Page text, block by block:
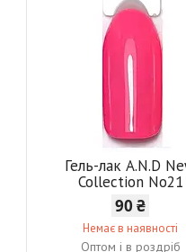
Гель-лак A.N.D
Collection No21
90 ₴
Немає в наявності
Оптом і в роздріб